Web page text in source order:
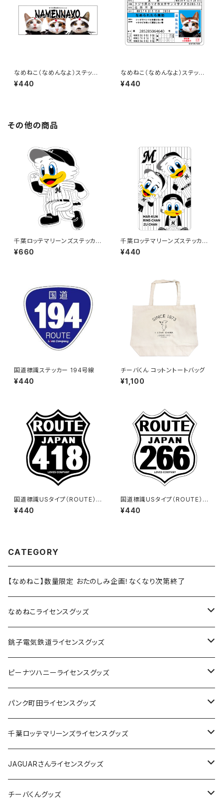
なめねこ（なめんなよ）ステッカ
ー C-3
¥440
なめねこ（なめんなよ）ステッカ
ー D-2
¥440
その他の商品
千葉ロッテマリーンズステッカー
14（大）
¥660
千葉ロッテマリーンズステッカー
11
¥440
国道標識ステッカー 194号線
¥440
チーバくん コットントートバッグ
¥1,100
国道標識USタイプ（ROUTE）ス
テッカー 418号線（ブラック）
¥440
国道標識USタイプ（ROUTE）ス
テッカー 266号線（ホワイト）
¥440
CATEGORY
【なめねこ】数量限定 おたのしみ企画！なくなり次第終了
なめねこライセンスグッズ
Tシャツ
キャップ
ステッカー
缶バッジ
ホテルキーホルダー
銚子電気鉄道ライセンスグッズ
ステッカー
缶バッジ
アクリルキーホルダー
ホテルキーホルダー
クリアファイル
ピーナツハニーライセンスグッズ
Tシャツ
キャップ
バッグ
ステッカー
パンク町田ライセンスグッズ
Tシャツ
キャップ
バッグ
千葉ロッテマリーンズライセンスグッズ
ステッカー
ステッカー
缶バッジ
JAGUARさんライセンスグッズ
Tシャツ
チーバくんグッズ